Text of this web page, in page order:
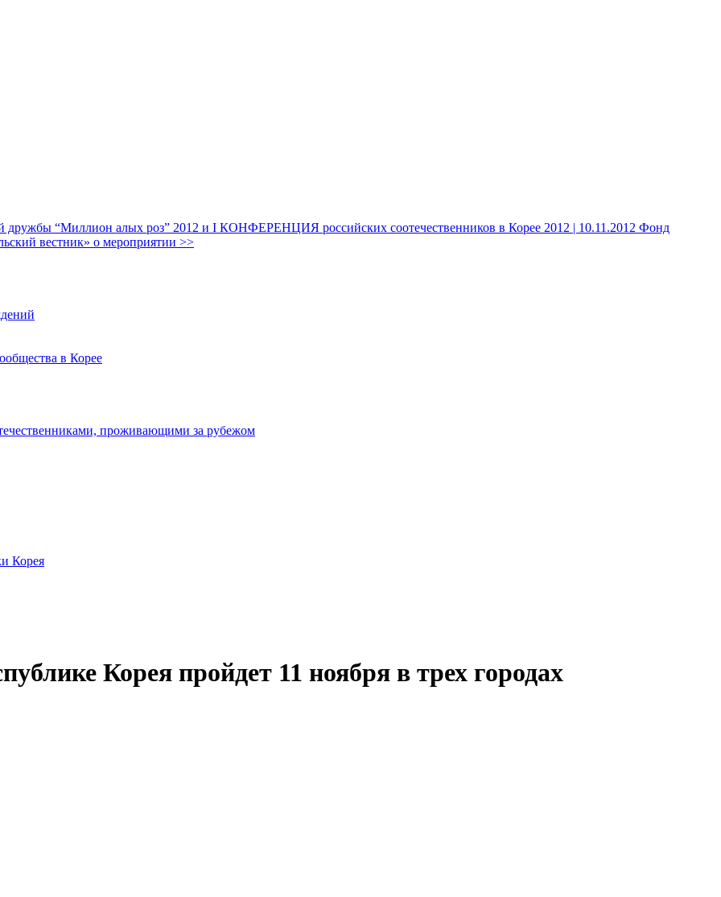
“Миллион алых роз” 2012 и I КОНФЕРЕНЦИЯ российских соотечественников в Корее 2012 | 10.11.2012 Фонд
вестник» о мероприятии >>
в Корее
проживающими за рубежом
Корея
Корея пройдет 11 ноября в трех городах